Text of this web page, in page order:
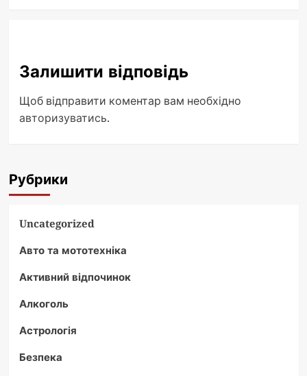
Залишити відповідь
Щоб відправити коментар вам необхідно
авторизуватись.
Рубрики
Uncategorized
Авто та мототехніка
Активний відпочинок
Алкоголь
Астрологія
Безпека